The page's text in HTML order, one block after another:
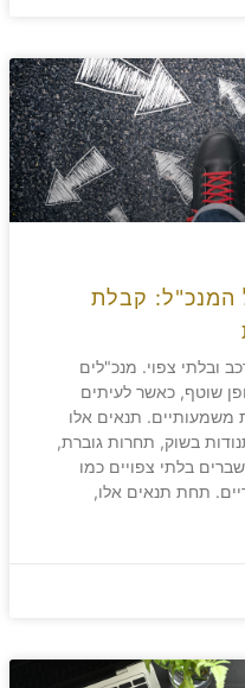
המנכ"ל: קבלת
ובלתי צפוי. מנכ"לים
שוטף, כאשר לעיתים
משמעותיים. תנאים אלו
בשוק, תחרות גוברת,
בלתי צפויים כמו
תחת תנאים אלו,